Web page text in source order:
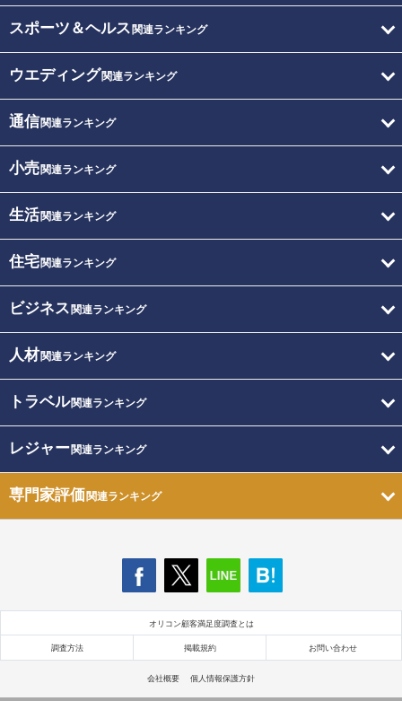
スポーツ＆ヘルス 関連ランキング
ウエディング関連ランキング
通信関連ランキング
小売関連ランキング
生活関連ランキング
住宅関連ランキング
ビジネス 関連ランキング
人材関連ランキング
トラベル関連ランキング
レジャー関連ランキング
専門家評価関連ランキング
オリコン顧客満足度調査とは
調査方法 掲載規約 お問い合わせ
会社概要 個人情報保護方針